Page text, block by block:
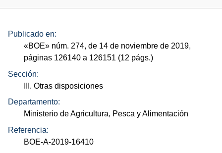
Publicado en:
«BOE» núm. 274, de 14 de noviembre de 2019,
páginas 126140 a 126151 (12 págs.)
Sección:
III. Otras disposiciones
Departamento:
Ministerio de Agricultura, Pesca y Alimentación
Referencia:
BOE-A-2019-16410